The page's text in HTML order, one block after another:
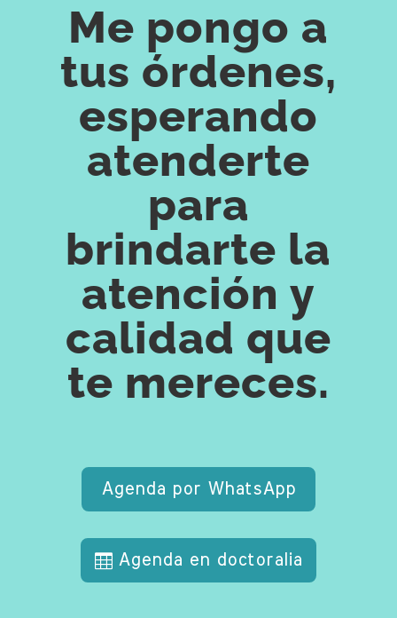
Me pongo a
tus órdenes,
esperando
atenderte
para
brindarte la
atención y
calidad que
te mereces.
Agenda por WhatsApp
Agenda en doctoralia